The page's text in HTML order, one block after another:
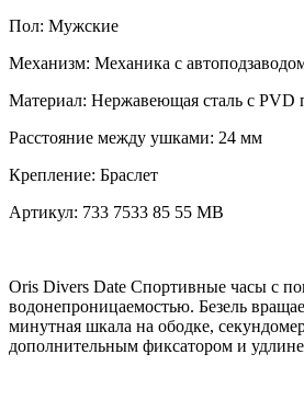
Пол: Мужские
Механизм: Механика с
Материал: Нержавеющая сталь с PVD
Расстояние между ушками: 24 мм
Крепление: Браслет
Артикул: 733 7533 85 55 MB
Oris Divers Date Спортивные часы с
водонепроницаемостью. Безель
минутная шкала на ободке,
дополнительным фиксатором и